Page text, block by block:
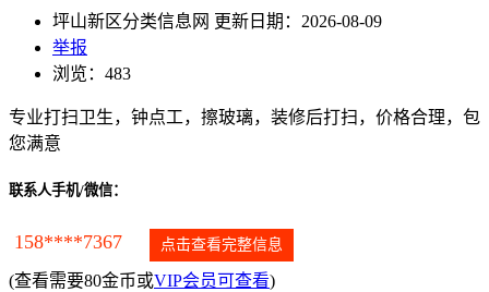
坪山新区分类信息网 更新日期：2026-08-09
举报
浏览：483
专业打扫卫生，钟点工，擦玻璃，装修后打扫，价格合理，包
您满意
联系人手机/微信：
158****7367 点击查看完整信息
(查看需要80金币或VIP会员可查看)